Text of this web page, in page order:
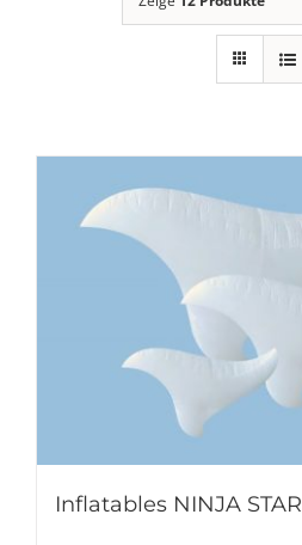
Inflatables NINJA STAR